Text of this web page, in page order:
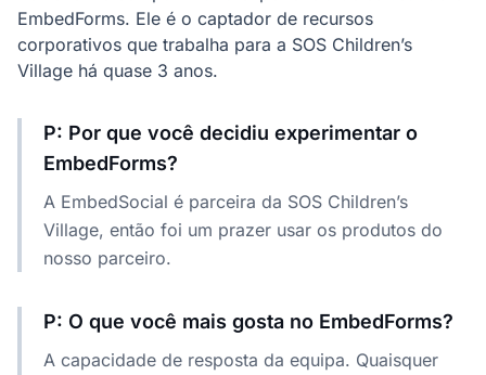
EmbedForms. Ele é o captador de recursos
corporativos que trabalha para a SOS Children’s
Village há quase 3 anos.
P: Por que você decidiu experimentar o
EmbedForms?
A EmbedSocial é parceira da SOS Children’s
Village, então foi um prazer usar os produtos do
nosso parceiro.
P: O que você mais gosta no EmbedForms?
A capacidade de resposta da equipa. Quaisquer